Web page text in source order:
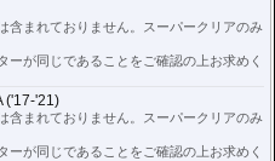
含まれておりません。スーパークリアのみ
が同じであることをご確認の上お求めく
('17-'21)
含まれておりません。スーパークリアのみ
が同じであることをご確認の上お求めく